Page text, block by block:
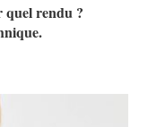
quel rendu ?